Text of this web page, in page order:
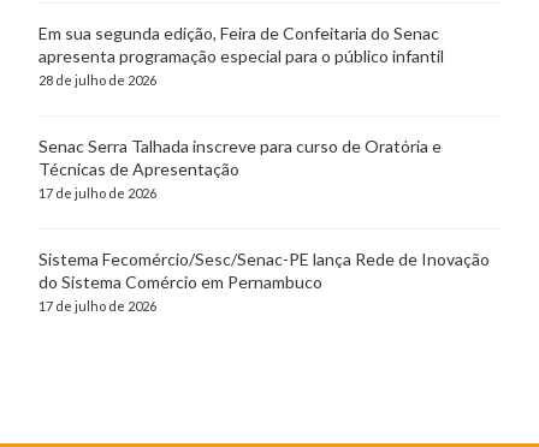
Em sua segunda edição, Feira de Confeitaria do Senac
apresenta programação especial para o público infantil
28 de julho de 2026
Senac Serra Talhada inscreve para curso de Oratória e
Técnicas de Apresentação
17 de julho de 2026
Sistema Fecomércio/Sesc/Senac-PE lança Rede de Inovação
do Sistema Comércio em Pernambuco
17 de julho de 2026